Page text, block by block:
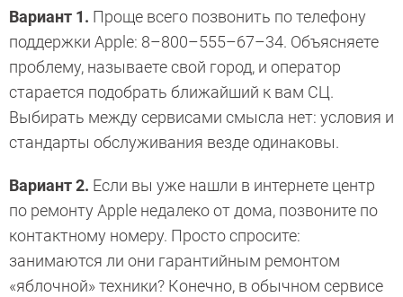
Вариант 1. Проще всего позвонить по телефону
поддержки Apple: 8–800–555–67–34. Объясняете
проблему, называете свой город, и оператор
старается подобрать ближайший к вам СЦ.
Выбирать между сервисами смысла нет: условия и
стандарты обслуживания везде одинаковы.
Вариант 2. Если вы уже нашли в интернете центр
по ремонту Apple недалеко от дома, позвоните по
контактному номеру. Просто спросите:
занимаются ли они гарантийным ремонтом
«яблочной» техники? Конечно, в обычном сервисе